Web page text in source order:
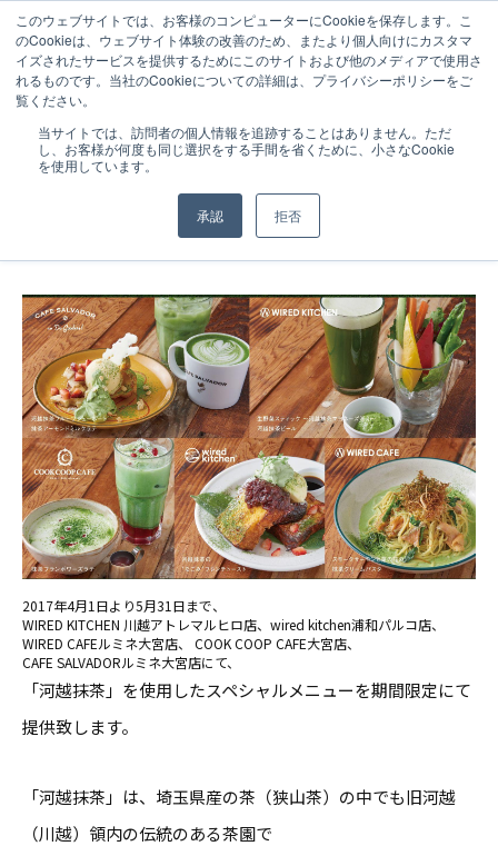
このウェブサイトでは、お客様のコンピューターにCookieを保存します。こ
のCookieは、ウェブサイト体験の改善のため、またより個人向けにカスタマ
イズされたサービスを提供するためにこのサイトおよび他のメディアで使用さ
れるものです。当社のCookieについての詳細は、プライバシーポリシーをご
覧ください。
当サイトでは、訪問者の個人情報を追跡することはありません。ただ
し、お客様が何度も同じ選択をする手間を省くために、小さなCookie
を使用しています。
承認 拒否
4月1日より河越抹茶を使ったスペシャル
メニューを埼玉県内5店舗にて展開
2017年4月1日より5月31日まで、
WIRED KITCHEN 川越アトレマルヒロ店、wired kitchen浦和パルコ店、
WIRED CAFEルミネ大宮店、 COOK COOP CAFE大宮店、
CAFE SALVADORルミネ大宮店にて、
「河越抹茶」を使用したスペシャルメニューを期間限定にて
提供致します。
「河越抹茶」は、埼玉県産の茶（狭山茶）の中でも旧河越
（川越）領内の伝統のある茶園で